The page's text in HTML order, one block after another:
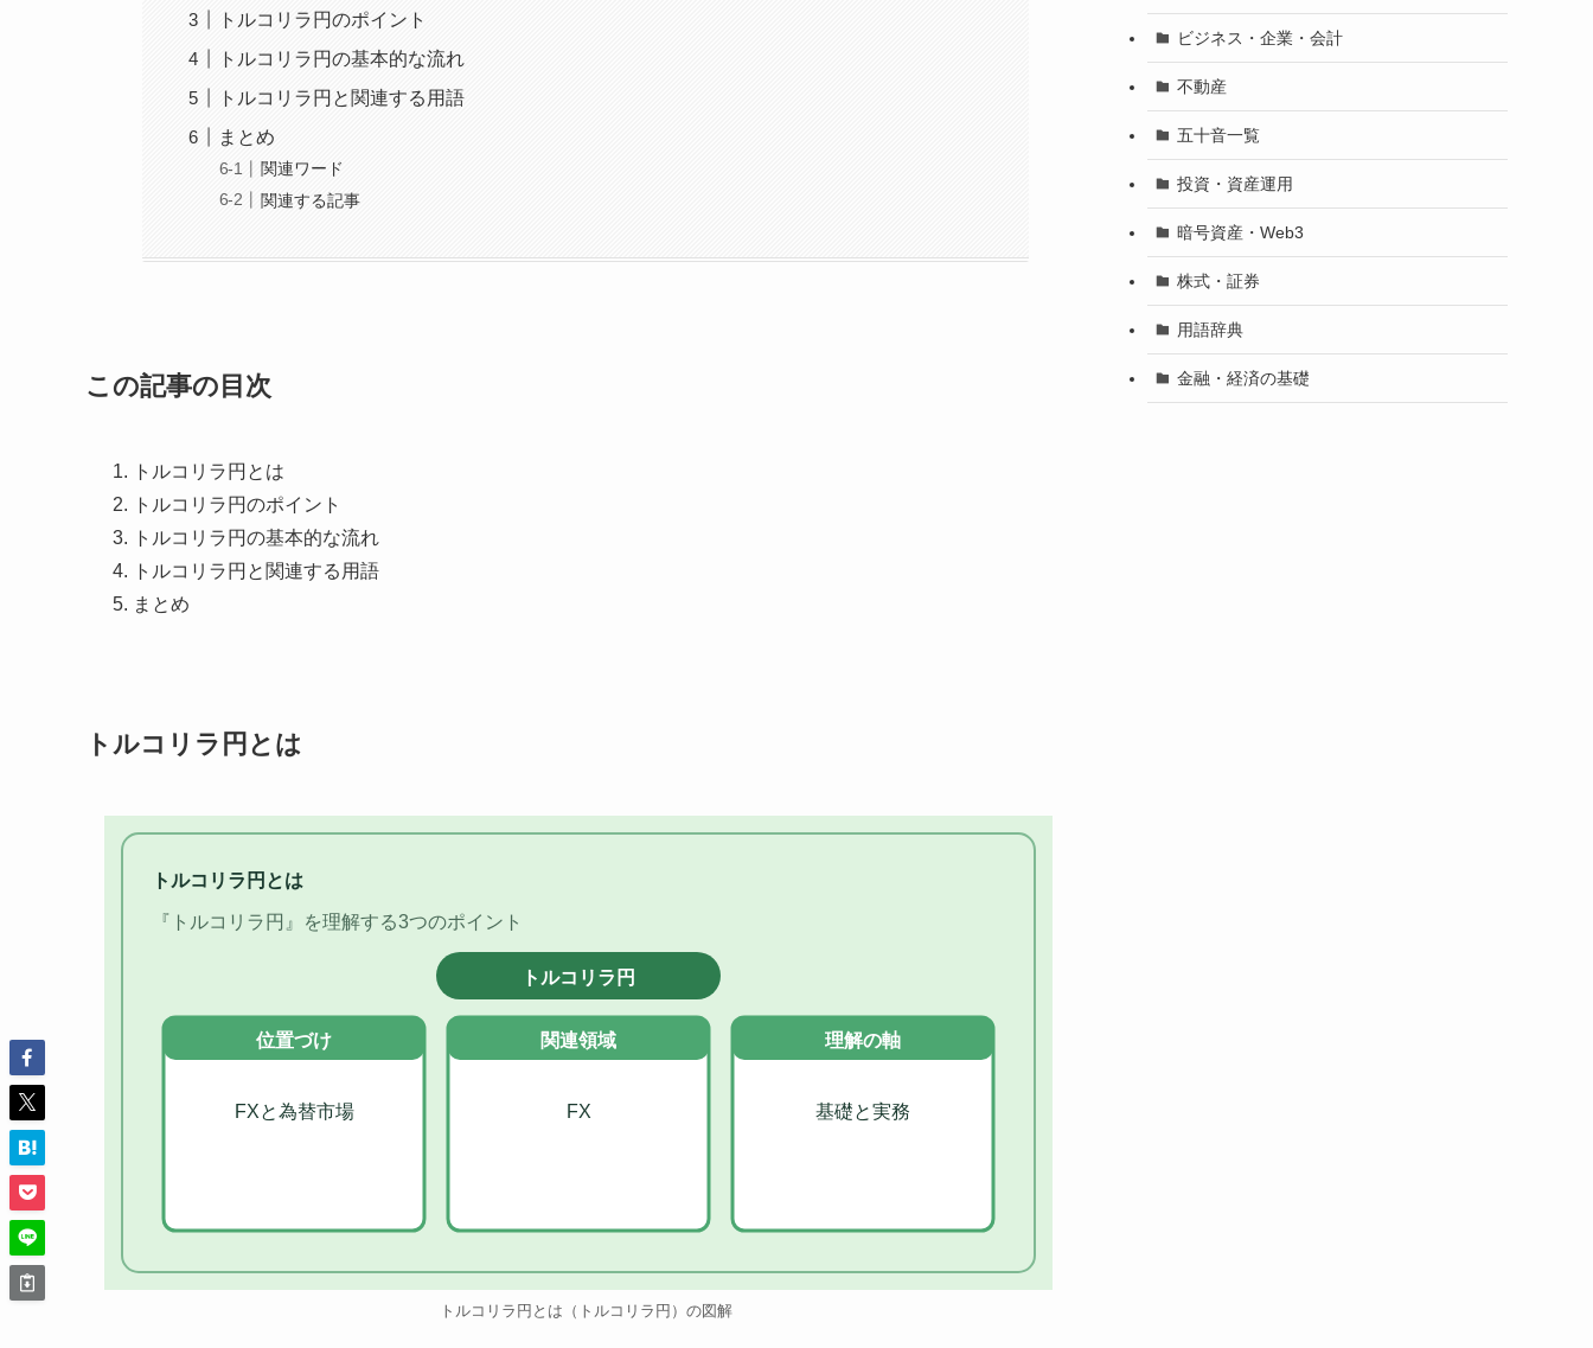
トルコリラ円のポイント
トルコリラ円の基本的な流れ
トルコリラ円と関連する用語
まとめ
関連ワード
関連する記事
この記事の目次
トルコリラ円とは
トルコリラ円のポイント
トルコリラ円の基本的な流れ
トルコリラ円と関連する用語
まとめ
トルコリラ円とは
トルコリラ円とは
『トルコリラ円』を理解する3つのポイント
トルコリラ円
位置づけ
FXと為替市場
関連領域
FX
理解の軸
基礎と実務
トルコリラ円とは（トルコリラ円）の図解
ビジネス・企業・会計
不動産
五十音一覧
投資・資産運用
暗号資産・Web3
株式・証券
用語辞典
金融・経済の基礎